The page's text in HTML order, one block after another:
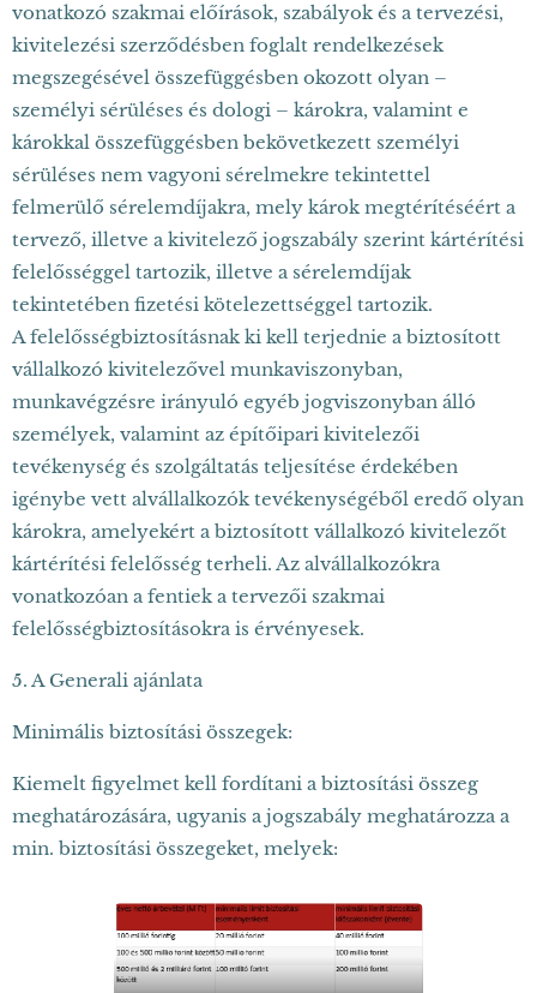
vonatkozó szakmai előírások, szabályok és a tervezési,
kivitelezési szerződésben foglalt rendelkezések
megszegésével összefüggésben okozott olyan –
személyi sérüléses és dologi – károkra, valamint e
károkkal összefüggésben bekövetkezett személyi
sérüléses nem vagyoni sérelmekre tekintettel
felmerülő sérelemdíjakra, mely károk megtérítéséért a
tervező, illetve a kivitelező jogszabály szerint kártérítési
felelősséggel tartozik, illetve a sérelemdíjak
tekintetében fizetési kötelezettséggel tartozik.
A felelősségbiztosításnak ki kell terjednie a biztosított
vállalkozó kivitelezővel munkaviszonyban,
munkavégzésre irányuló egyéb jogviszonyban álló
személyek, valamint az építőipari kivitelezői
tevékenység és szolgáltatás teljesítése érdekében
igénybe vett alvállalkozók tevékenységéből eredő olyan
károkra, amelyekért a biztosított vállalkozó kivitelezőt
kártérítési felelősség terheli. Az alvállalkozókra
vonatkozóan a fentiek a tervezői szakmai
felelősségbiztosításokra is érvényesek.
5. A Generali ajánlata
Minimális biztosítási összegek:
Kiemelt figyelmet kell fordítani a biztosítási összeg
meghatározására, ugyanis a jogszabály meghatározza a
min. biztosítási összegeket, melyek: